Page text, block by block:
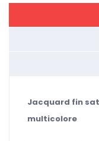
Jacquard fin
multicolore